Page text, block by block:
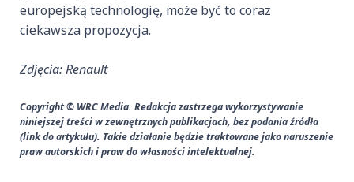
europejską technologię, może być to coraz
ciekawsza propozycja.
Zdjęcia: Renault
Copyright © WRC Media. Redakcja zastrzega wykorzystywanie
niniejszej treści w zewnętrznych publikacjach, bez podania źródła
(link do artykułu). Takie działanie będzie traktowane jako naruszenie
praw autorskich i praw do własności intelektualnej.